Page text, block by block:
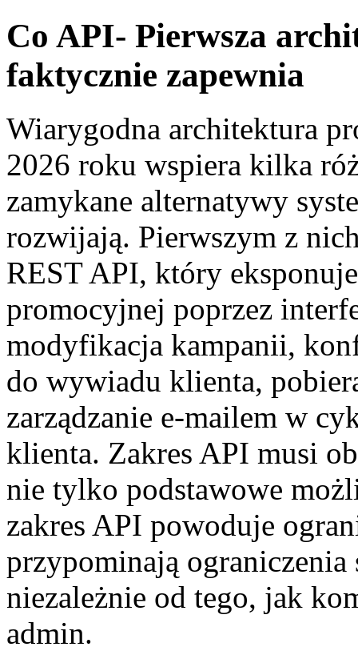
Co API- Pierwsza
faktycznie zapewnia
Wiarygodna architektura
2026 roku wspiera kilka
zamykane alternatywy
rozwijają. Pierwszym z
REST API, który
promocyjnej poprzez
modyfikacja kampanii,
do wywiadu klienta,
zarządzanie e-mailem w
klienta. Zakres API musi
nie tylko podstawowe
zakres API powoduje
przypominają ograniczenia
niezależnie od tego, jak
admin.